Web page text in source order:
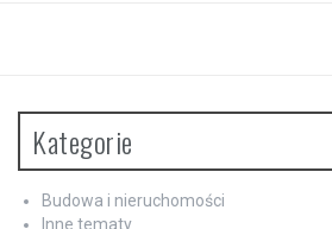
Kategorie
Budowa i nieruchomości
Inne tematy